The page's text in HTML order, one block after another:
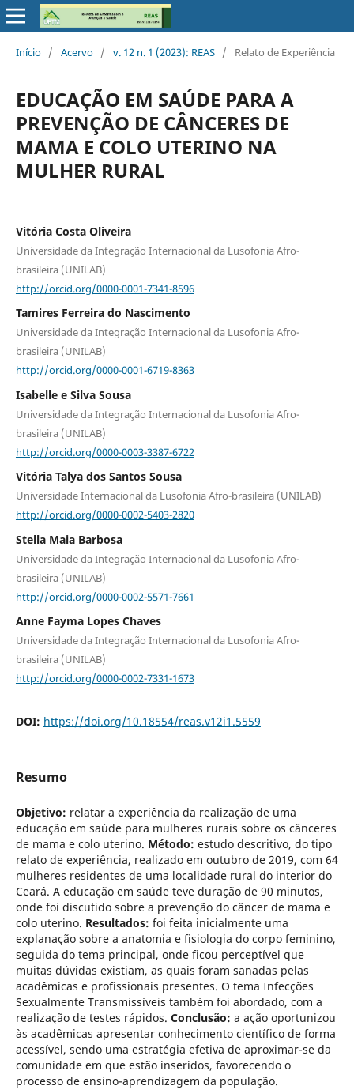
Início / Acervo / v. 12 n. 1 (2023): REAS / Relato de Experiência
EDUCAÇÃO EM SAÚDE PARA A
PREVENÇÃO DE CÂNCERES DE
MAMA E COLO UTERINO NA
MULHER RURAL
Vitória Costa Oliveira
Universidade da Integração Internacional da Lusofonia Afro-
brasileira (UNILAB)
http://orcid.org/0000-0001-7341-8596
Tamires Ferreira do Nascimento
Universidade da Integração Internacional da Lusofonia Afro-
brasileira (UNILAB)
http://orcid.org/0000-0001-6719-8363
Isabelle e Silva Sousa
Universidade da Integração Internacional da Lusofonia Afro-
brasileira (UNILAB)
http://orcid.org/0000-0003-3387-6722
Vitória Talya dos Santos Sousa
Universidade Internacional da Lusofonia Afro-brasileira (UNILAB)
http://orcid.org/0000-0002-5403-2820
Stella Maia Barbosa
Universidade da Integração Internacional da Lusofonia Afro-
brasileira (UNILAB)
http://orcid.org/0000-0002-5571-7661
Anne Fayma Lopes Chaves
Universidade da Integração Internacional da Lusofonia Afro-
brasileira (UNILAB)
http://orcid.org/0000-0002-7331-1673
DOI: https://doi.org/10.18554/reas.v12i1.5559
Resumo
Objetivo: relatar a experiência da realização de uma
educação em saúde para mulheres rurais sobre os cânceres
de mama e colo uterino. Método: estudo descritivo, do tipo
relato de experiência, realizado em outubro de 2019, com 64
mulheres residentes de uma localidade rural do interior do
Ceará. A educação em saúde teve duração de 90 minutos,
onde foi discutido sobre a prevenção do câncer de mama e
colo uterino. Resultados: foi feita inicialmente uma
explanação sobre a anatomia e fisiologia do corpo feminino,
seguida do tema principal, onde ficou perceptível que
muitas dúvidas existiam, as quais foram sanadas pelas
acadêmicas e profissionais presentes. O tema Infecções
Sexualmente Transmissíveis também foi abordado, com a
realização de testes rápidos. Conclusão: a ação oportunizou
às acadêmicas apresentar conhecimento científico de forma
acessível, sendo uma estratégia efetiva de aproximar-se da
comunidade em que estão inseridos, favorecendo o
processo de ensino-aprendizagem da população.